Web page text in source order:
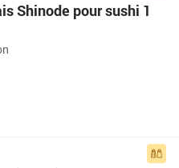
Shinode pour sushi 1